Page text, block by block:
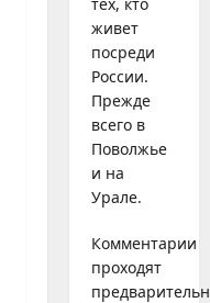
живет
посреди
России.
Прежде
всего в
Поволжье
и на
Урале.
Комментарии
проходят